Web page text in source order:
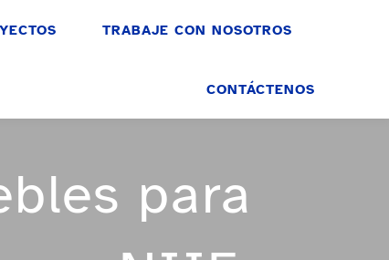
TRABAJE CON NOSOTROS
CONTÁCTENOS
para